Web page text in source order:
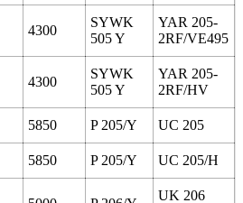
4300
SYWK
505 Y
YAR 205-
2RF/VE495
4300
SYWK
505 Y
YAR 205-
2RF/HV
5850 P 205/Y UC 205
5850 P 205/Y UC 205/H
UK 206